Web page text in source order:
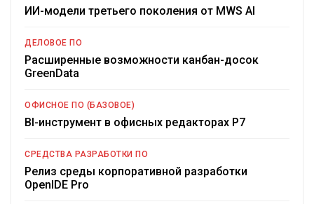
ИИ-модели третьего поколения от MWS AI
ДЕЛОВОЕ ПО
Расширенные возможности канбан-досок
GreenData
ОФИСНОЕ ПО (БАЗОВОЕ)
BI-инструмент в офисных редакторах Р7
СРЕДСТВА РАЗРАБОТКИ ПО
Релиз среды корпоративной разработки
OpenIDE Pro